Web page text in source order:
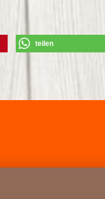
teilen